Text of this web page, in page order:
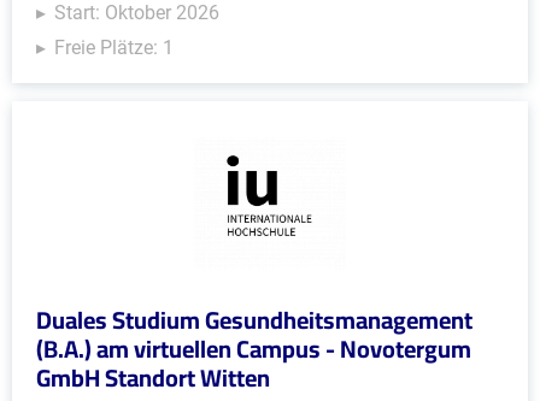
Start: Oktober 2026
Freie Plätze: 1
Duales Studium Gesundheitsmanagement
(B.A.) am virtuellen Campus - Novotergum
GmbH Standort Witten